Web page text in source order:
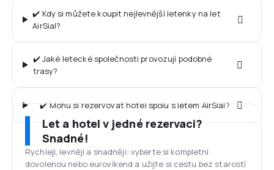
✔️ Kdy si můžete koupit nejlevnější letenky na let
AirSial?
✔️ Jaké letecké společnosti provozují podobné
trasy?
✔️ Mohu si rezervovat hotel spolu s letem AirSial?
Let a hotel v jedné rezervaci?
Snadné!
Rychleji, levněji a snadněji: vyberte si kompletní
dovolenou nebo eurovíkend a užijte si cestu bez starostí